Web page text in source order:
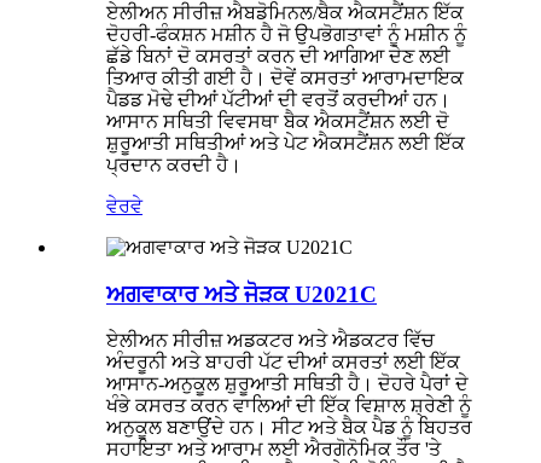
ਏਲੀਅਨ ਸੀਰੀਜ਼ ਐਬਡੋਮਿਨਲ/ਬੈਕ ਐਕਸਟੈਂਸ਼ਨ ਇੱਕ
ਦੋਹਰੀ-ਫੰਕਸ਼ਨ ਮਸ਼ੀਨ ਹੈ ਜੋ ਉਪਭੋਗਤਾਵਾਂ ਨੂੰ ਮਸ਼ੀਨ ਨੂੰ
ਛੱਡੇ ਬਿਨਾਂ ਦੋ ਕਸਰਤਾਂ ਕਰਨ ਦੀ ਆਗਿਆ ਦੇਣ ਲਈ
ਤਿਆਰ ਕੀਤੀ ਗਈ ਹੈ। ਦੋਵੇਂ ਕਸਰਤਾਂ ਆਰਾਮਦਾਇਕ
ਪੈਡਡ ਮੋਢੇ ਦੀਆਂ ਪੱਟੀਆਂ ਦੀ ਵਰਤੋਂ ਕਰਦੀਆਂ ਹਨ।
ਆਸਾਨ ਸਥਿਤੀ ਵਿਵਸਥਾ ਬੈਕ ਐਕਸਟੈਂਸ਼ਨ ਲਈ ਦੋ
ਸ਼ੁਰੂਆਤੀ ਸਥਿਤੀਆਂ ਅਤੇ ਪੇਟ ਐਕਸਟੈਂਸ਼ਨ ਲਈ ਇੱਕ
ਪ੍ਰਦਾਨ ਕਰਦੀ ਹੈ।
ਵੇਰਵੇ
ਅਗਵਾਕਾਰ ਅਤੇ ਜੋੜਕ U2021C
ਏਲੀਅਨ ਸੀਰੀਜ਼ ਅਡਕਟਰ ਅਤੇ ਐਡਕਟਰ ਵਿੱਚ
ਅੰਦਰੂਨੀ ਅਤੇ ਬਾਹਰੀ ਪੱਟ ਦੀਆਂ ਕਸਰਤਾਂ ਲਈ ਇੱਕ
ਆਸਾਨ-ਅਨੁਕੂਲ ਸ਼ੁਰੂਆਤੀ ਸਥਿਤੀ ਹੈ। ਦੋਹਰੇ ਪੈਰਾਂ ਦੇ
ਖੰਭੇ ਕਸਰਤ ਕਰਨ ਵਾਲਿਆਂ ਦੀ ਇੱਕ ਵਿਸ਼ਾਲ ਸ਼੍ਰੇਣੀ ਨੂੰ
ਅਨੁਕੂਲ ਬਣਾਉਂਦੇ ਹਨ। ਸੀਟ ਅਤੇ ਬੈਕ ਪੈਡ ਨੂੰ ਬਿਹਤਰ
ਸਹਾਇਤਾ ਅਤੇ ਆਰਾਮ ਲਈ ਐਰਗੋਨੋਮਿਕ ਤੌਰ 'ਤੇ